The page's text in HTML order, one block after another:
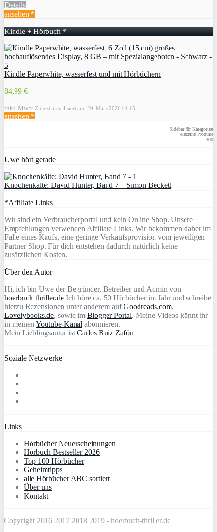
Details
ansehen *
Kindle + Hörbuch *
Kindle Paperwhite, wasserfest und mit Hörbüchern
84,99 €
inkl. MwSt. Zuletzt aktualisiert am: 29. März 2026 04:15
ansehen *
Sidebar für Kategorien
einzelne Produke
300
Uwe hört gerade
Knochenkälte: David Hunter, Band 7 – Simon Beckett
*Affiliate Links
Wir sind ein Verbraucherportal und kein Online Shop. Unsere
Empfehlungen verwenden Affiliate Links. Wir bekommen daher im
Falle eines Kaufs, eine geringe Verkaufsprovision vom jeweiligen
Partner Shop. Für dich entstehen dadurch natürlich keine
zusätzlichen Kosten.
Über den Autor
Hi, ich bin Uwe der Begründer, Betreiber und Admin von
hoerbuch-thriller.de Ich höre ca. 50 Hörbücher im Jahr und schreibe
hierzu Rezensionen unter anderem aufGoodreads.com,
Lovelybooks.de, sowie im Blogger Portal. Meine Videos könnt ihr
in meinen Youtube-Kanal abonnieren.
Mein Lieblingsautor ist Carlos Ruiz Zafón
Soziale Netzwerke
Links
Hörbücher Neuerscheinungen
Hörbuch Bestseller 2026
Top 100 Hörbücher
Geheimtipps
alle Hörbücher ABC sortiert
Über uns
Kontakt
Copyright 2016 2017 2018 2019 - hoerbuch-thriller.de